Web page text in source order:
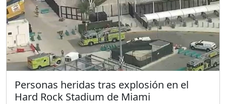
Personas heridas tras explosión en el
Hard Rock Stadium de Miami